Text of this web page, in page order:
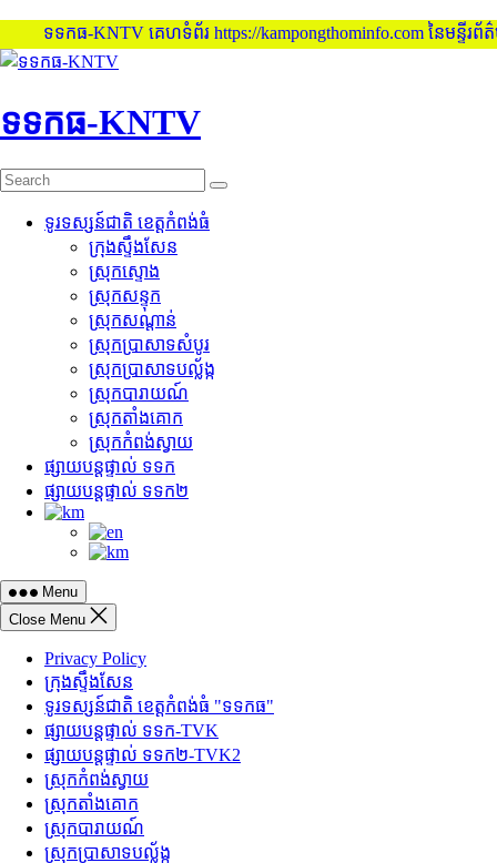
ទទកធ-KNTV គេហទំព័រ https://kampongthominfo.com នៃមន្ទីរព័
Skip
ទទកធ-KNTV
ទូរទស្សន៍ជាតិ ខេត្តកំពង់ធំ
ក្រុងស្ទឹងសែន
ស្រុកស្ទោង
ស្រុកសន្ទុក
ស្រុកសណ្តាន់
ស្រុកប្រាសាទសំបូរ
ស្រុកប្រាសាទបល្ល័ង្ក
ស្រុកបារាយណ៍
ស្រុកតាំងគោក
ស្រុកកំពង់ស្វាយ
ផ្សាយបន្តផ្ទាល់ ទទក
ផ្សាយបន្តផ្ទាល់ ទទក២
Menu
Close Menu
Privacy Policy
ក្រុងស្ទឹងសែន
ទូរទស្សន៍ជាតិ ខេត្តកំពង់ធំ "ទទកធ"
ផ្សាយបន្តផ្ទាល់ ទទក-TVK
ផ្សាយបន្តផ្ទាល់ ទទក២-TVK2
ស្រុកកំពង់ស្វាយ
ស្រុកតាំងគោក
ស្រុកបារាយណ៍
ស្រុកប្រាសាទបល្ល័ង្ក